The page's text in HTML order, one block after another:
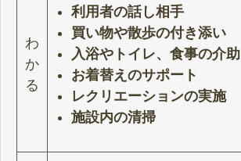
わ
か
る
利用者の話し相手
買い物や散歩の付き添い
入浴やトイレ、食事の介助
お着替えのサポート
レクリエーションの実施
施設内の清掃